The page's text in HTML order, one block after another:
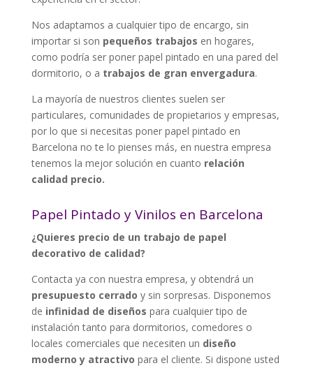
Nos adaptamos a cualquier tipo de encargo, sin
importar si son pequeños trabajos en hogares,
como podría ser poner papel pintado en una pared del
dormitorio, o a trabajos de gran envergadura.
La mayoría de nuestros clientes suelen ser
particulares, comunidades de propietarios y empresas,
por lo que si necesitas poner papel pintado en
Barcelona no te lo pienses más, en nuestra empresa
tenemos la mejor solución en cuanto relación
calidad precio.
Papel Pintado y Vinilos en Barcelona
¿Quieres precio de un trabajo de papel
decorativo de calidad?
Contacta ya con nuestra empresa, y obtendrá un
presupuesto cerrado y sin sorpresas. Disponemos
de infinidad de diseños para cualquier tipo de
instalación tanto para dormitorios, comedores o
locales comerciales que necesiten un diseño
moderno y atractivo para el cliente. Si dispone usted